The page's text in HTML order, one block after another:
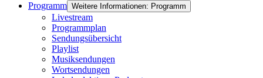
Programm Weitere Informationen: Programm
Livestream
Programmplan
Sendungsübersicht
Playlist
Musiksendungen
Wortsendungen